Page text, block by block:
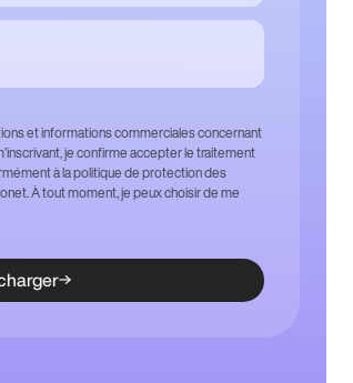
et informations commerciales concernant
je confirme accepter le traitement
à la politique de protection des
À tout moment, je peux choisir de me